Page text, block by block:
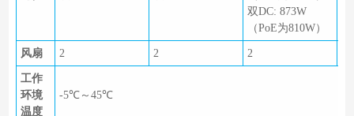
双DC: 873W
（PoE为810W）
风扇 2 2 2
工作
环境
温度
-5℃～45℃